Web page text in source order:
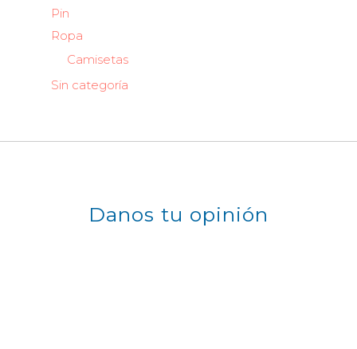
Pin
Ropa
Camisetas
Sin categoría
Danos tu opinión